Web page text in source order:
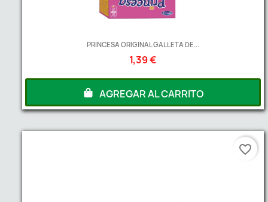
PRINCESA ORIGINAL GALLETA DE...
1,39 €
AGREGAR AL CARRITO
favorite_border